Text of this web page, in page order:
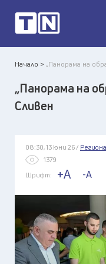
Начало >„Панорама на
„Панорама на
Сливен
08:30, 13 юни 26 /
1379
Шрифт:
+A -A